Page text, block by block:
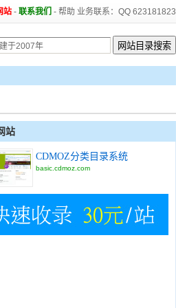
站 - 联系我们 - 帮助 业务联系：QQ 623181823
站
CDMOZ分类目录系统
basic.cdmoz.com